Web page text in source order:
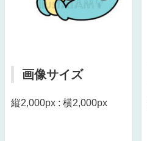
画像サイズ
縦2,000px : 横2,000px